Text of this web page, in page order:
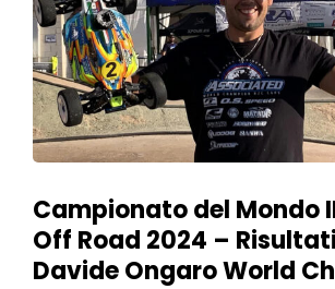
Campionato del Mondo
Off Road 2024 –
Davide Ongaro World